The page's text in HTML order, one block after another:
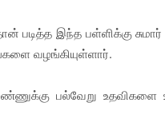
இந்த பள்ளிக்கு சுமார்
வழங்கியுள்ளார்.
பல்வேறு உதவிகளை